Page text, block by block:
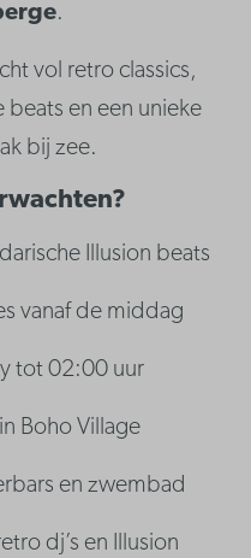
.
vol retro classics,
en een unieke
bij zee.
Illusion beats
vanaf de middag
tot 02:00 uur
Boho Village
en zwembad
dj’s en Illusion